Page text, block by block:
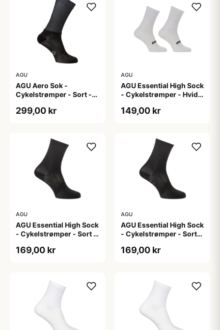
AGU
AGU Aero Sok -
Cykelstrømper - Sort -
299,00 kr
AGU
AGU Essential High Sock
- Cykelstrømper - Hvid -
149,00 kr
AGU
AGU Essential High Sock
- Cykelstrømper - Sort -
169,00 kr
AGU
AGU Essential High Sock
- Cykelstrømper - Sort-
169,00 kr